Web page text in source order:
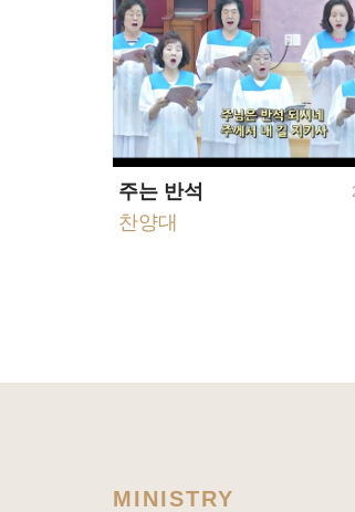
주는 반석
찬양대
MINISTRY